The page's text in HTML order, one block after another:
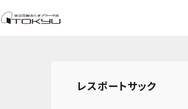
レスポートサック